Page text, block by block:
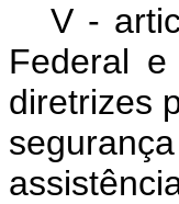
V -
Federal
diretrizes